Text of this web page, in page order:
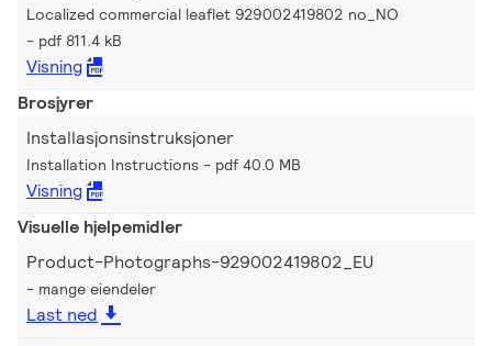
Localized commercial leaflet 929002419802 no_NO
pdf 811.4 kB
Visning
Brosjyrer
Installasjonsinstruksjoner
Installation Instructions pdf 40.0 MB
Visning
Visuelle hjelpemidler
Product-Photographs-929002419802_EU
mange eiendeler
Last ned